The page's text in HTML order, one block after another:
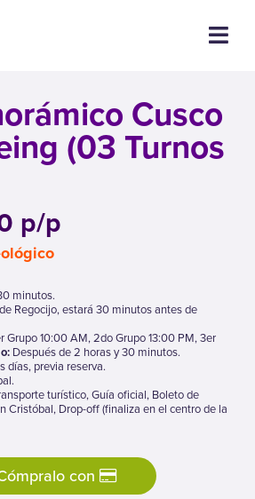
Cusco
(03 Turnos
p/p
minutos.
Regocijo, estará 30 minutos antes de
Grupo 10:00 AM, 2do Grupo 13:00 PM, 3er
Después de 2 horas y 30 minutos.
días, previa reserva.
turístico, Guía oficial, Boleto de
Cristóbal, Drop-off (finaliza en el centro de la
con